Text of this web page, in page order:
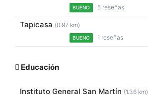
BUENO 5 reseñas
Tapicasa (0.97 km)
BUENO 1 reseñas
Educación
Instituto General San Martín (1.36 km)